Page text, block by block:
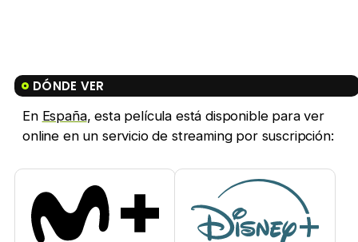
DÓNDE VER
En España, esta película está disponible para ver
online en un servicio de streaming por suscripción: